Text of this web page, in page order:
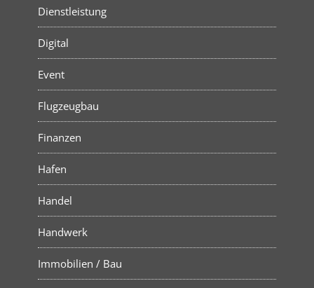
Dienstleistung
Digital
Event
Flugzeugbau
Finanzen
Hafen
Handel
Handwerk
Immobilien / Bau